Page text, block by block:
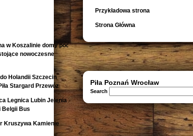
w Koszalinie domy pod
nowoczesne
Holandii Szczecin
Stargard Przewóz
Legnica Lubin Jelenia
Belgii Bus
Kruszywa Kamienie
Przykładowa strona
Strona Główna
Piła Poznań Wrocław
Search